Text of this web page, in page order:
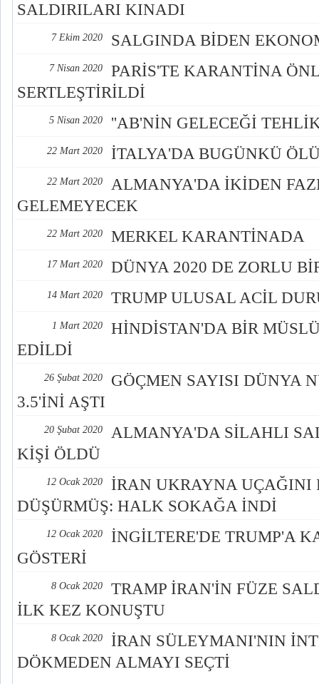
SALDIRILARI KINADI
7 Ekim 2020 SALGINDA BİDEN
7 Nisan 2020
PARİS'TE KARANTİNA
SERTLEŞTİRİLDİ
5 Nisan 2020 ''AB'NİN GELECEĞİ
22 Mart 2020 İTALYA'DA BUGÜNKÜ
22 Mart 2020
ALMANYA'DA İKİDEN
GELEMEYECEK
22 Mart 2020 MERKEL KARANTİNADA
17 Mart 2020 DÜNYA 2020 DE ZORLU
14 Mart 2020 TRUMP ULUSAL ACİL
1 Mart 2020
HİNDİSTAN'DA BİR
EDİLDİ
26 Şubat 2020
GÖÇMEN SAYISI DÜNYA
3.5'İNİ AŞTI
20 Şubat 2020
ALMANYA'DA SİLAHLI
KİŞİ ÖLDÜ
12 Ocak 2020
İRAN UKRAYNA UÇAĞINI
DÜŞÜRMÜŞ: HALK SOKAĞA İNDİ
12 Ocak 2020
İNGİLTERE'DE TRUMP'A
GÖSTERİ
8 Ocak 2020
TRAMP İRAN'İN FÜZE
İLK KEZ KONUŞTU
8 Ocak 2020
İRAN SÜLEYMANI'NIN
DÖKMEDEN ALMAYI SEÇTİ